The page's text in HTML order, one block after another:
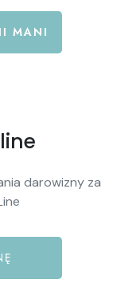
MANI
darowizny za